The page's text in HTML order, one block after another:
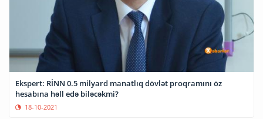
Ekspert: RİNN 0.5 milyard manatlıq dövlət proqramını öz
hesabına həll edə biləcəkmi?
18-10-2021